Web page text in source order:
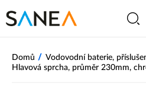
Domů / Vodovodní baterie,
Hlavová sprcha, průměr 230mm,